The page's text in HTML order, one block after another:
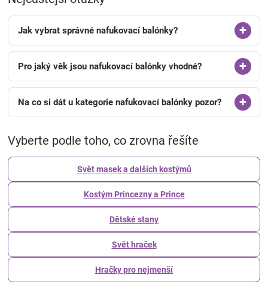
Jak vybrat správné nafukovací balónky?
Pro jaký věk jsou nafukovací balónky vhodné?
Na co si dát u kategorie nafukovací balónky pozor?
Vyberte podle toho, co zrovna řešíte
Svět masek a dalších kostýmů
Kostým Princezny a Prince
Dětské stany
Svět hraček
Hračky pro nejmenší